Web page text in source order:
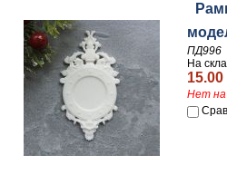
ПД996
На
15.00
Нет на